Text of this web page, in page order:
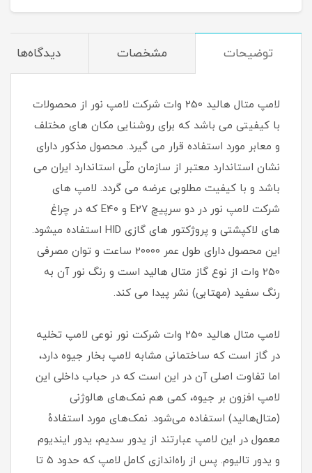
توضیحات مشخصات دیدگاه‌ها
لامپ متال هالید 250 وات شرکت لامپ نور از محصولات
با کیفیتی می باشد که برای روشنایی مکان های مختلف
و معابر مورد استفاده قرار می گیرد. محصول مذکور دارای
نشان استاندارد معتبر از سازمان ملّی استاندارد ایران می
باشد و با کیفیت مطلوبی عرضه می گردد. لامپ های
شرکت لامپ نور در دو سرپیچ E27 و E40 که در چراغ
های لاکپشتی و پروژکتور های گازی HID استفاده میشود.
این محصول دارای طول عمر 20000 ساعت و توان مصرفی
250 وات از نوع گاز متال هالید است و رنگ نور آن به
رنگ سفید (مهتابی) نشر پیدا می کند.
لامپ متال‌ هالید 250 وات شرکت نور نوعی لامپ تخلیه
در گاز است که ساختمانی مشابه لامپ بخار جیوه دارد،
اما تفاوت اصلی آن در این است که در حباب داخلی این
لامپ افزون بر جیوه، کمی هم نمک‌های هالوژنی
(متال‌هالید) استفاده می‌شود. نمک‌های مورد استفادهٔ
معمول در این لامپ عبارتند از یدور سدیم، یدور ایندیوم
و یدور تالیوم. پس از راه‌اندازی کامل لامپ که حدود ۵ تا